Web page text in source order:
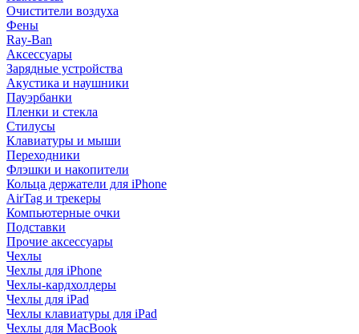
Очистители воздуха
Фены
Ray-Ban
Аксессуары
Зарядные устройства
Акустика и наушники
Пауэрбанки
Пленки и стекла
Стилусы
Клавиатуры и мыши
Переходники
Флэшки и накопители
Кольца держатели для iPhone
AirTag и трекеры
Компьютерные очки
Подставки
Прочие аксессуары
Чехлы
Чехлы для iPhone
Чехлы-кардхолдеры
Чехлы для iPad
Чехлы клавиатуры для iPad
Чехлы для MacBook